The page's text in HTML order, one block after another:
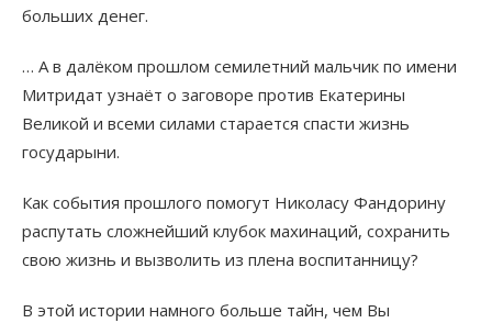
больших денег.
… А в далёком прошлом семилетний мальчик по имени
Митридат узнаёт о заговоре против Екатерины
Великой и всеми силами старается спасти жизнь
государыни.
Как события прошлого помогут Николасу Фандорину
распутать сложнейший клубок махинаций, сохранить
свою жизнь и вызволить из плена воспитанницу?
В этой истории намного больше тайн, чем Вы